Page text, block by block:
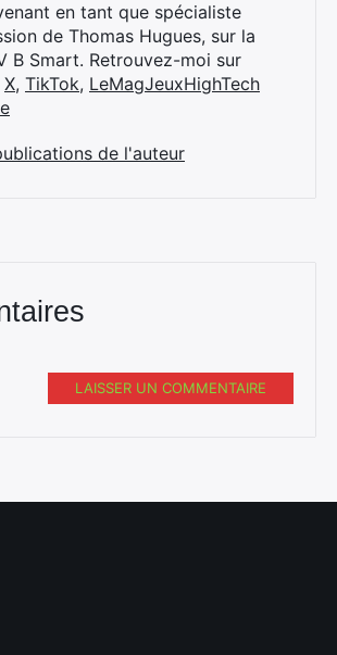
en tant que spécialiste
de Thomas Hugues, sur la
B Smart. Retrouvez-moi sur
X, TikTok, LeMagJeuxHighTech
de l'auteur
LAISSER UN COMMENTAIRE